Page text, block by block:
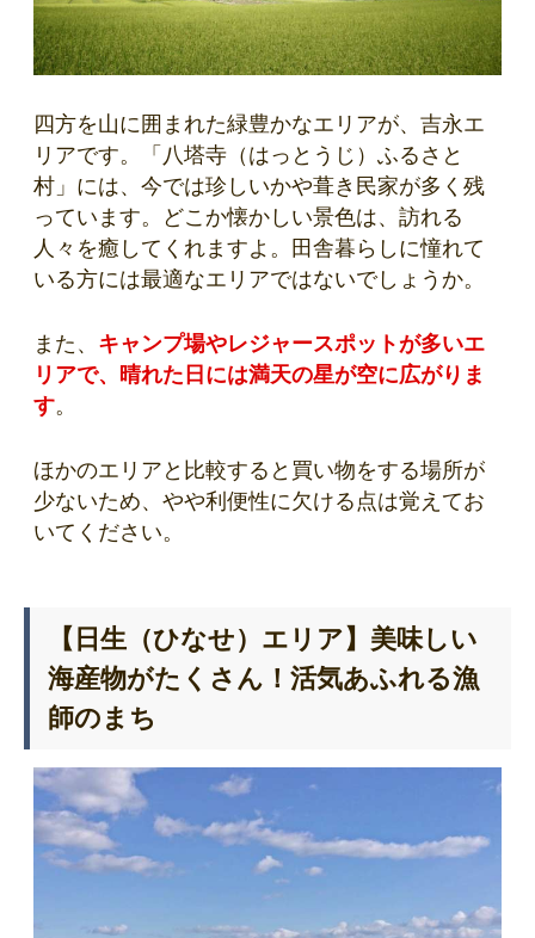
四方を山に囲まれた緑豊かなエリアが、吉永エ
リアです。「八塔寺（はっとうじ）ふるさと
村」には、今では珍しいかや葺き民家が多く残
っています。どこか懐かしい景色は、訪れる
人々を癒してくれますよ。田舎暮らしに憧れて
いる方には最適なエリアではないでしょうか。
また、 キャンプ場やレジャースポットが多いエ
リアで、晴れた日には満天の星が空に広がりま
す。
ほかのエリアと比較すると買い物をする場所が
少ないため、やや利便性に欠ける点は覚えてお
いてください。
【日生（ひなせ）エリア】美味しい
海産物がたくさん！活気あふれる漁
師のまち